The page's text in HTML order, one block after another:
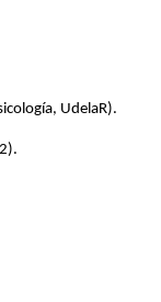
UdelaR).